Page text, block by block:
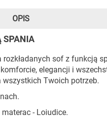
OPIS
SPANIA
rozkładanych sof z funkcją
elegancji i
wszystkich Twoich potrzeb.
- Loiudice.